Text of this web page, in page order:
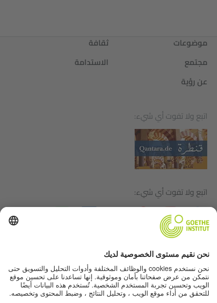
موضوعات
ثقافة
مجتمع
الاستدامة
عن رؤية
بيانات التحرير
حماية البيانات
شروط الاستخدام
إعدادات الخصوصية
اتبع ولا تفوت أي شيء:
اتبع ولا تفوت أي شيء: